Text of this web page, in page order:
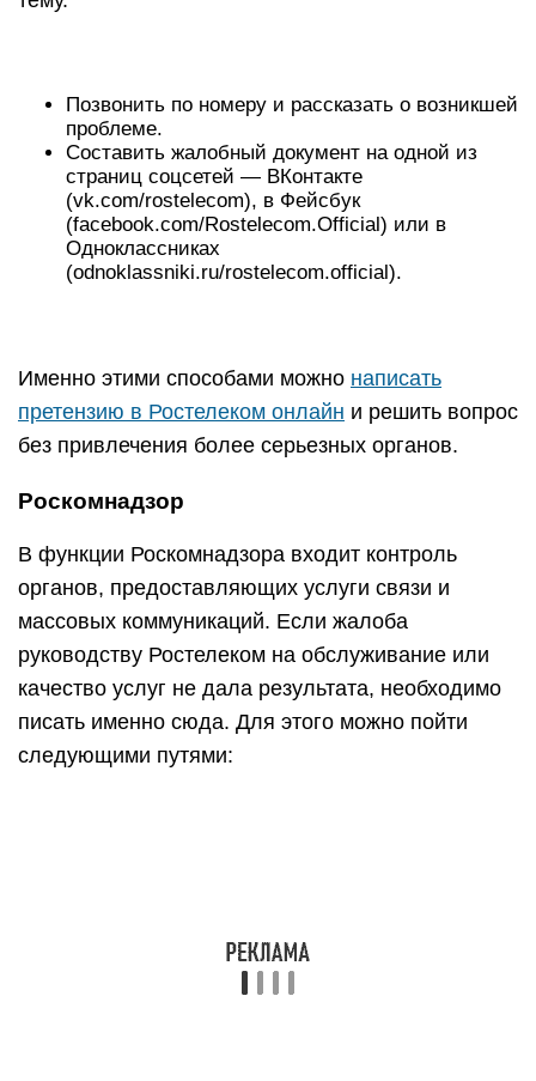
Позвонить по номеру и рассказать о возникшей
проблеме.
Составить жалобный документ на одной из
страниц соцсетей — ВКонтакте
(vk.com/rostelecom), в Фейсбук
(facebook.com/Rostelecom.Official) или в
Одноклассниках
(odnoklassniki.ru/rostelecom.official).
Именно этими способами можно написать
претензию в Ростелеком онлайн и решить вопрос
без привлечения более серьезных органов.
Роскомнадзор
В функции Роскомнадзора входит контроль
органов, предоставляющих услуги связи и
массовых коммуникаций. Если жалоба
руководству Ростелеком на обслуживание или
качество услуг не дала результата, необходимо
писать именно сюда. Для этого можно пойти
следующими путями: